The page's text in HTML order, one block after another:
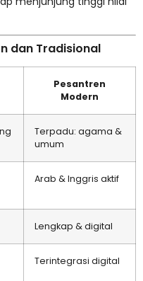
dan Tradisional
Pesantren
Modern
Terpadu: agama &
umum
Arab & Inggris aktif
Lengkap & digital
Terintegrasi digital